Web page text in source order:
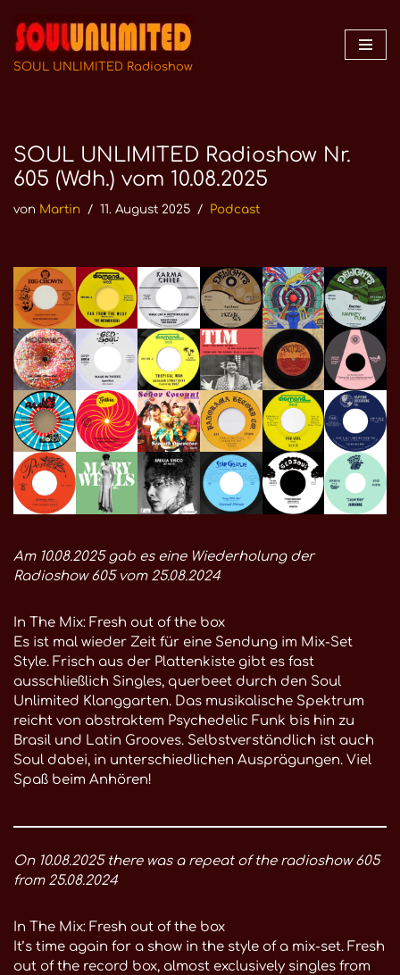
Zum
Inhalt
SOUL UNLIMITED Radioshow
SOUL UNLIMITED Radioshow Nr.
605 (Wdh.) vom 10.08.2025
von Martin 11. August 2025 Podcast
Am 10.08.2025 gab es eine Wiederholung der
Radioshow 605 vom 25.08.2024
In The Mix: Fresh out of the box
Es ist mal wieder Zeit für eine Sendung im Mix-Set
Style. Frisch aus der Plattenkiste gibt es fast
ausschließlich Singles, querbeet durch den Soul
Unlimited Klanggarten. Das musikalische Spektrum
reicht von abstraktem Psychedelic Funk bis hin zu
Brasil und Latin Grooves. Selbstverständlich ist auch
Soul dabei, in unterschiedlichen Ausprägungen. Viel
Spaß beim Anhören!
On 10.08.2025 there was a repeat of the radioshow 605
from 25.08.2024
In The Mix: Fresh out of the box
It’s time again for a show in the style of a mix-set. Fresh
out of the record box, almost exclusively singles from